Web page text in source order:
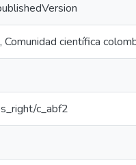
científica
c_abf2